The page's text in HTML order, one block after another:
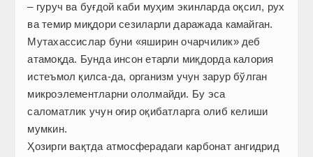
– гуруч ва буғдой каби муҳим экинларда оқсил, рух
ва темир миқдори сезиларли даражада камайган.
Мутахассислар буни «яширин очарчилик» деб
атамоқда. Бунда инсон етарли миқдорда калория
истеъмол қилса-да, организм учун зарур бўлган
микроэлементларни ололмайди. Бу эса
саломатлик учун оғир оқибатларга олиб келиши
мумкин.
Ҳозирги вақтда атмосферадаги карбонат ангидрид